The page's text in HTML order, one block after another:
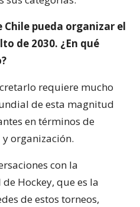
Chile pueda organizar el
de 2030. ¿En qué
requiere mucho
de esta magnitud
en términos de
organización.
con la
Hockey, que es la
de estos torneos,